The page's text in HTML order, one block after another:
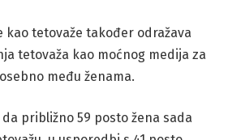
kao tetovaže također odražava
tetovaža kao moćnog medija za
među ženama.
približno 59 posto žena sada